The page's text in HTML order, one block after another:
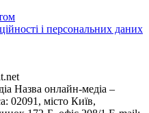
і персональних даних
Назва онлайн-медіа –
02091, місто Київ,